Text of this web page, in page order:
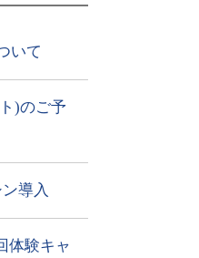
いて
)のご予
導入
体験キャ